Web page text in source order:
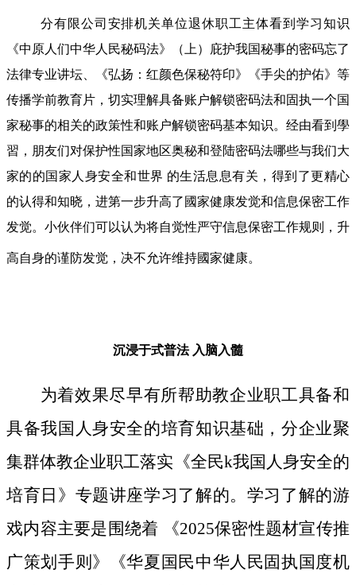
分有限公司安排机关单位退休职工主体看到学习知识
《中原人们中华人民秘码法》（上）庇护我国秘事的密码忘了
法律专业讲坛、《弘扬：红颜色保秘符印》《手尖的护佑》等
传播学前教育片，切实理解具备账户解锁密码法和固执一个国
家秘事的相关的政策性和账户解锁密码基本知识。经由看到學
習，朋友们对保护性国家地区奥秘和登陆密码法哪些与我们大
家的的国家人身安全和世界 的生活息息有关，得到了更精心
的认得和知晓，进第一步升高了國家健康发觉和信息保密工作
发觉。小伙伴们可以认为将自觉性严守信息保密工作规则，升
高自身的谨防发觉，决不允许维持國家健康。
沉浸于式普法 入脑入髓
为着效果尽早有所帮助教企业职工具备和
具备我国人身安全的培育知识基础，分企业聚
集群体教企业职工落实《全民k我国人身安全的
培育日》专题讲座学习了解的。学习了解的游
戏内容主要是围绕着 《2025保密性题材宣传推
广策划手则》《华夏国民中华人民固执国度机